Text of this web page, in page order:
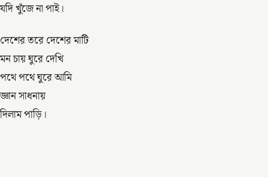
যদি খুঁজে না পাই।
দেশের তরে দেশের মাটি
মন চায় ঘুরে দেখি
পথে পথে ঘুরে আমি
জ্ঞান সাধনায়
দিলাম পাড়ি।